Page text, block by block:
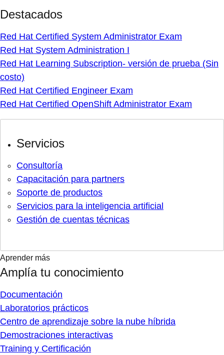
Destacados
Red Hat Certified System Administrator Exam
Red Hat System Administration I
Red Hat Learning Subscription- versión de prueba (Sin
costo)
Red Hat Certified Engineer Exam
Red Hat Certified OpenShift Administrator Exam
Servicios
Consultoría
Capacitación para partners
Soporte de productos
Servicios para la inteligencia artificial
Gestión de cuentas técnicas
Aprender más
Amplía tu conocimiento
Documentación
Laboratorios prácticos
Centro de aprendizaje sobre la nube híbrida
Demostraciones interactivas
Training y Certificación